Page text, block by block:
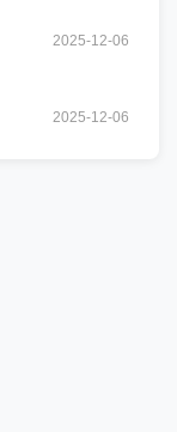
2025-12-06
2025-12-06